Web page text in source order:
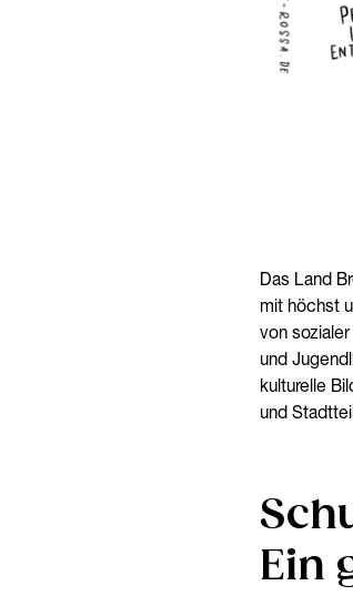
Das Land
mit höchst
von
und
kulturelle
und
Ein